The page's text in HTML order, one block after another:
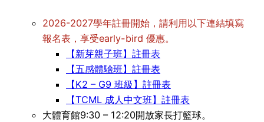
2026-2027學年註冊開始，請利用以下連結填寫
報名表，享受early-bird 優惠。
【新芽親子班】註冊表
【五感體驗班】註冊表
【K2 – G9 班級】註冊表
【TCML 成人中文班】註冊表
大體育館9:30 – 12:20開放家長打籃球。